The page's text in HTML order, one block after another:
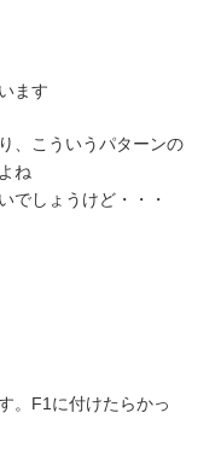
ます
、こういうパターンの
ね
でしょうけど・・・
。F1に付けたらかっ